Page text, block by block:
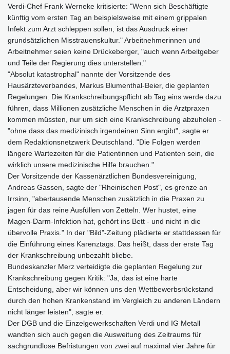
Verdi-Chef Frank Werneke kritisierte: "Wenn sich Beschäftigte
künftig vom ersten Tag an beispielsweise mit einem grippalen
Infekt zum Arzt schleppen sollen, ist das Ausdruck einer
grundsätzlichen Misstrauenskultur." Arbeitnehmerinnen und
Arbeitnehmer seien keine Drückeberger, "auch wenn Arbeitgeber
und Teile der Regierung dies unterstellen."
"Absolut katastrophal" nannte der Vorsitzende des
Hausärzteverbandes, Markus Blumenthal-Beier, die geplanten
Regelungen. Die Krankschreibungspflicht ab Tag eins werde dazu
führen, dass Millionen zusätzliche Menschen in die Arztpraxen
kommen müssten, nur um sich eine Krankschreibung abzuholen -
"ohne dass das medizinisch irgendeinen Sinn ergibt", sagte er
dem Redaktionsnetzwerk Deutschland. "Die Folgen werden
längere Wartezeiten für die Patientinnen und Patienten sein, die
wirklich unsere medizinische Hilfe brauchen."
Der Vorsitzende der Kassenärztlichen Bundesvereinigung,
Andreas Gassen, sagte der "Rheinischen Post", es grenze an
Irrsinn, "abertausende Menschen zusätzlich in die Praxen zu
jagen für das reine Ausfüllen von Zetteln. Wer hustet, eine
Magen-Darm-Infektion hat, gehört ins Bett - und nicht in die
übervolle Praxis." In der "Bild"-Zeitung plädierte er stattdessen für
die Einführung eines Karenztags. Das heißt, dass der erste Tag
der Krankschreibung unbezahlt bliebe.
Bundeskanzler Merz verteidigte die geplanten Regelung zur
Krankschreibung gegen Kritik: "Ja, das ist eine harte
Entscheidung, aber wir können uns den Wettbewerbsrückstand
durch den hohen Krankenstand im Vergleich zu anderen Ländern
nicht länger leisten", sagte er.
Der DGB und die Einzelgewerkschaften Verdi und IG Metall
wandten sich auch gegen die Ausweitung des Zeitraums für
sachgrundlose Befristungen von zwei auf maximal vier Jahre für